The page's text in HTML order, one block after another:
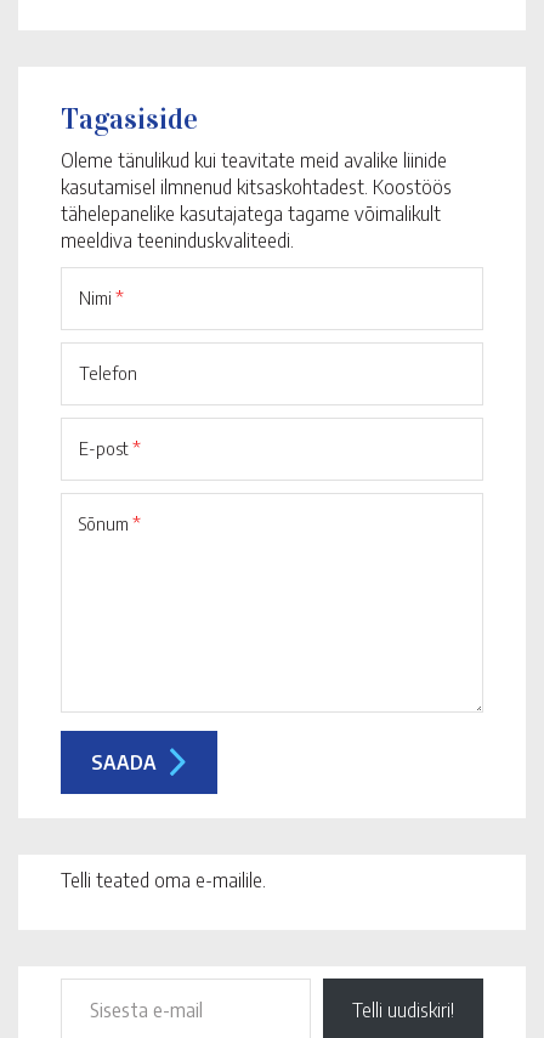
Tagasiside
Oleme tänulikud kui teavitate meid avalike liinide
kasutamisel ilmnenud kitsaskohtadest. Koostöös
tähelepanelike kasutajatega tagame võimalikult
meeldiva teeninduskvaliteedi.
Nimi *
Telefon
E-post*
Sõnum *
Telli teated oma e-mailile.
Telli uudiskiri!